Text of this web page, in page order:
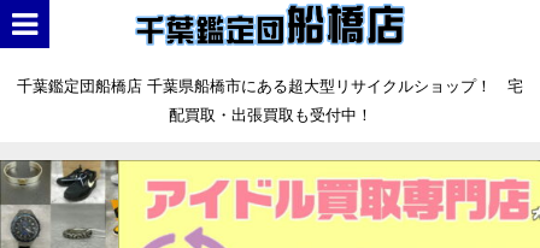
千葉鑑定団船橋店 千葉県船橋市にある超大型リサイクルショップ！ 宅
配買取・出張買取も受付中！